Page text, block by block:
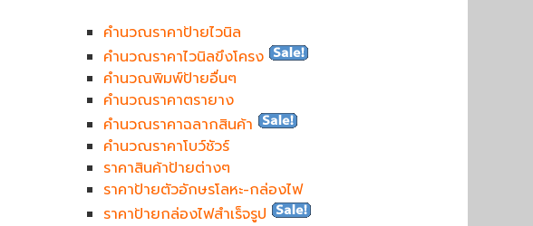
คำนวณราคาป้ายไวนิล
คำนวณราคาไวนิลขึงโครง
คำนวณพิมพ์ป้ายอื่นๆ
คำนวณราคาตรายาง
คำนวณราคาฉลากสินค้า
คำนวณราคาโบว์ชัวร์
ราคาสินค้าป้ายต่างๆ
ราคาป้ายตัวอักษรโลหะ-กล่องไฟ
ราคาป้ายกล่องไฟสำเร็จรูป